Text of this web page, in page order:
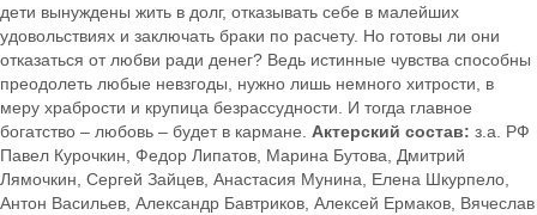
дети вынуждены жить в долг, отказывать себе в малейших
удовольствиях и заключать браки по расчету. Но готовы ли они
отказаться от любви ради денег? Ведь истинные чувства способны
преодолеть любые невзгоды, нужно лишь немного хитрости, в
меру храбрости и крупица безрассудности. И тогда главное
богатство – любовь – будет в кармане. Актерский состав: з.а. РФ
Павел Курочкин, Федор Липатов, Марина Бутова, Дмитрий
Лямочкин, Сергей Зайцев, Анастасия Мунина, Елена Шкурпело,
Антон Васильев, Александр Бавтриков, Алексей Ермаков, Вячеслав